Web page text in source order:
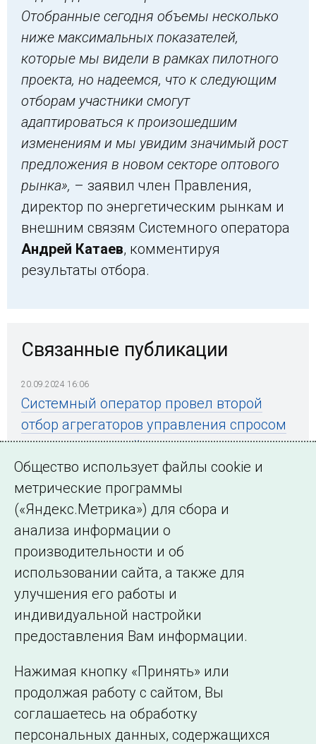
Отобранные сегодня объемы несколько
ниже максимальных показателей,
которые мы видели в рамках пилотного
проекта, но надеемся, что к следующим
отборам участники смогут
адаптироваться к произошедшим
изменениям и мы увидим значимый рост
предложения в новом секторе оптового
рынка», – заявил член Правления,
директор по энергетическим рынкам и
внешним связям Системного оператора
Андрей Катаев, комментируя
результаты отбора.
Связанные публикации
20.09.2024 16:06
Системный оператор провел второй
отбор агрегаторов управления спросом
в рамках целевой модели
← Все публикации
Подписаться на новости
©2005–2026 АО «СО ЕЭС»
Филиалы и
представительства
Сведения об
образовательной
организации
Общество использует файлы cookie и
метрические программы
(«Яндекс.Метрика») для сбора и
анализа информации о
производительности и об
использовании сайта, а также для
улучшения его работы и
индивидуальной настройки
предоставления Вам информации.
Нажимая кнопку «Принять» или
продолжая работу с сайтом, Вы
соглашаетесь на обработку
персональных данных, содержащихся